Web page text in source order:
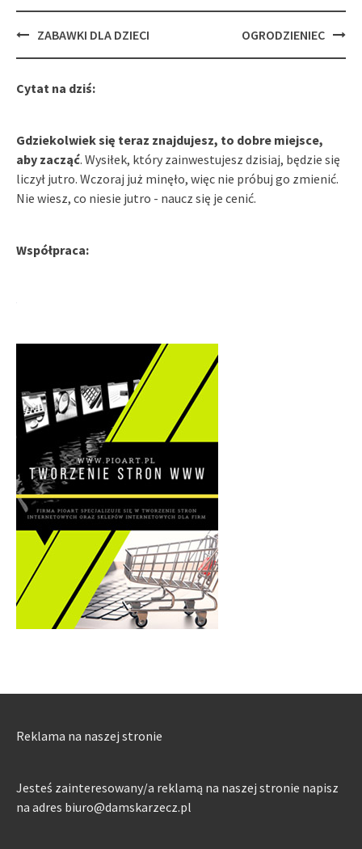
PostZABAWKI DLA DZIECI OGRODZIENIEC
Cytat na dziś:
Gdziekolwiek się teraz znajdujesz, to dobre miejsce,
aby zacząć. Wysiłek, który zainwestujesz dzisiaj, będzie się
liczył jutro. Wczoraj już minęło, więc nie próbuj go zmienić.
Nie wiesz, co niesie jutro - naucz się je cenić.
Współpraca:
Reklama na naszej stronie
Jesteś zainteresowany/a reklamą na naszej stronie napisz
na adres biuro@damskarzecz.pl